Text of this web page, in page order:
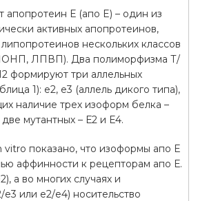
апопротеин Е (aпo E) – один из
активных апопротеинов,
нескольких классов
ЛПВП). Два полиморфизма Т/
формируют три аллельных
1): е2, е3 (аллель дикого типа),
наличие трех изоформ белка –
мутантных – Е2 и Е4.
vitro показано, что изоформы апо Е
аффинности к рецепторам апо Е.
а во многих случаях и
е3 или е2/е4) носительство